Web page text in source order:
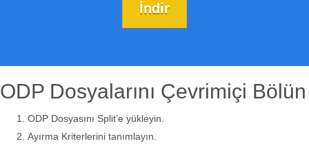
İndir
ODP Dosyalarını Çevrimiçi Bölün
ODP Dosyasını Split’e yükleyin.
Ayırma Kriterlerini tanımlayın.